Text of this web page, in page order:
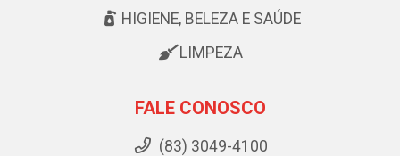
HIGIENE, BELEZA E SAÚDE
LIMPEZA
FALE CONOSCO
(83) 3049-4100